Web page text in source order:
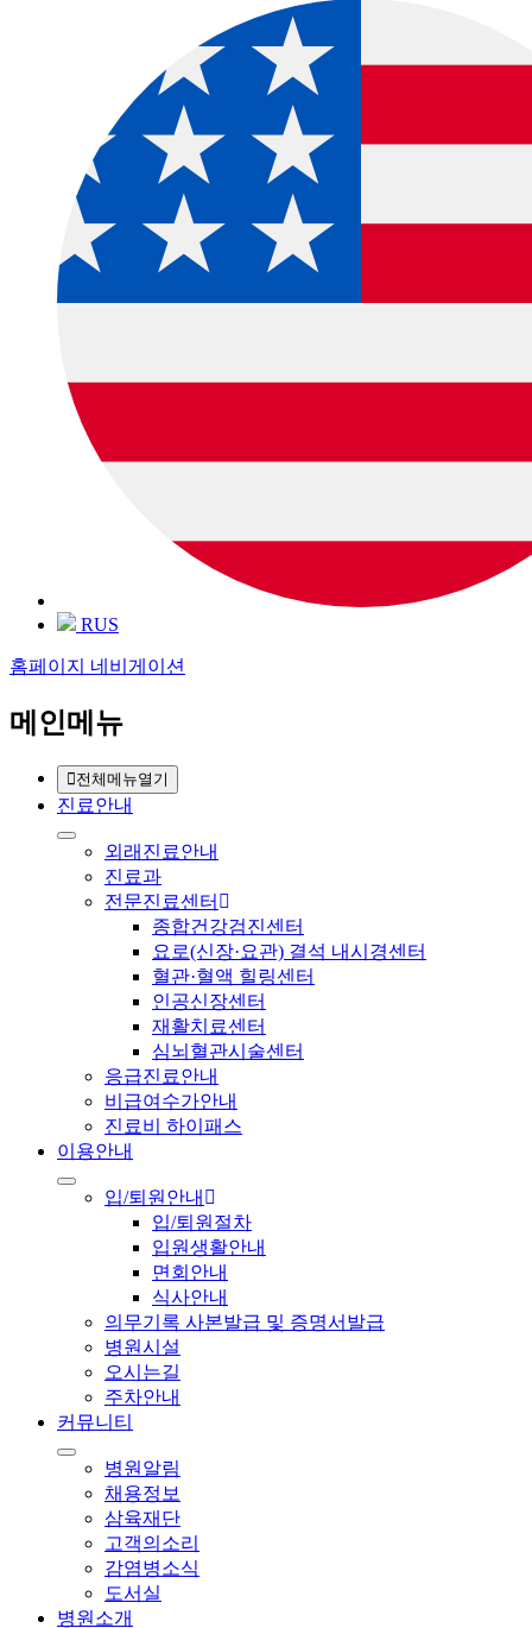
RUS
홈페이지 네비게이션
메인메뉴
전체메뉴열기
진료안내
외래진료안내
진료과
전문진료센터
종합건강검진센터
요로(신장·요관) 결석 내시경센터
혈관·혈액 힐링센터
인공신장센터
재활치료센터
심뇌혈관시술센터
응급진료안내
비급여수가안내
진료비 하이패스
이용안내
입/퇴원안내
입/퇴원절차
입원생활안내
면회안내
식사안내
의무기록 사본발급 및 증명서발급
병원시설
오시는길
주차안내
커뮤니티
병원알림
채용정보
삼육재단
고객의소리
감염병소식
도서실
병원소개